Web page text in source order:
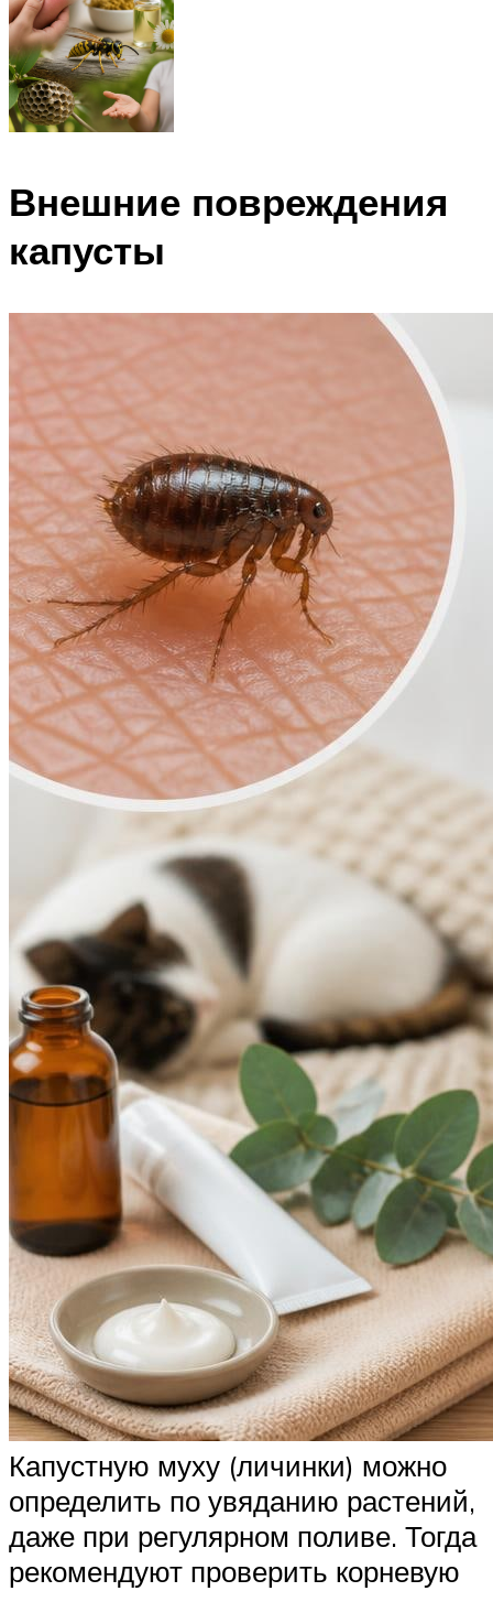
Внешние повреждения
капусты
Капустную муху (личинки) можно
определить по увяданию растений,
даже при регулярном поливе. Тогда
рекомендуют проверить корневую